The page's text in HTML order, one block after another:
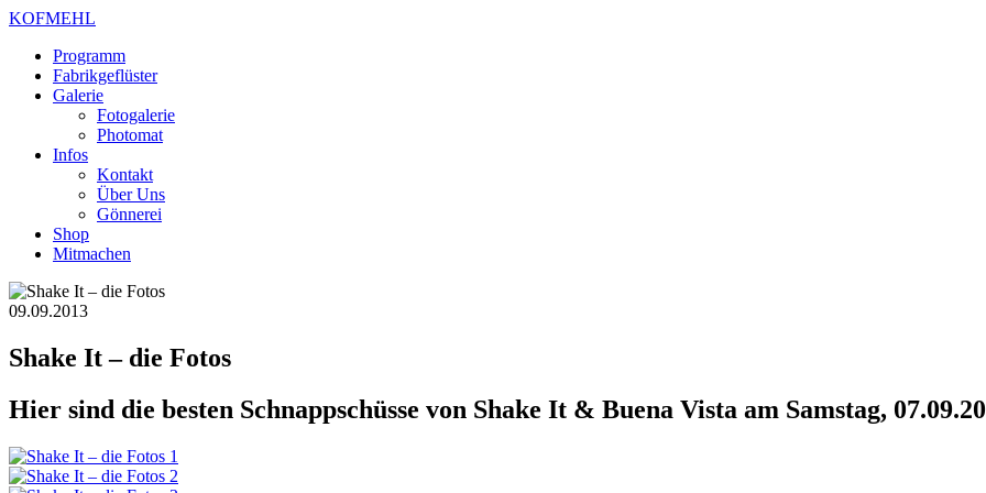
KOFMEHL
Programm
Fabrikgeflüster
Galerie
Fotogalerie
Photomat
Infos
Kontakt
Über Uns
Gönnerei
Shop
Mitmachen
09.09.2013
Shake It – die Fotos
Hier sind die besten Schnappschüsse von Shake It & Buena Vista am Samstag,